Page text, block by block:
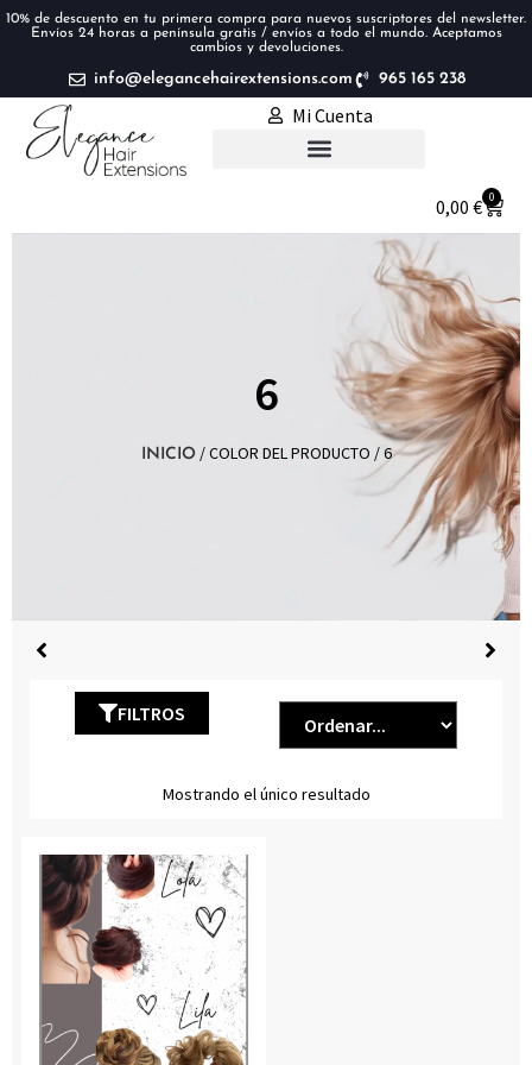
10% de descuento en tu primera compra para nuevos suscriptores del newsletter.
Envíos 24 horas a península gratis / envíos a todo el mundo. Aceptamos
cambios y devoluciones.
info@elegancehairextensions.com 965 165 238
Mi Cuenta
0,00 € 0
6
INICIO/ COLOR DEL PRODUCTO / 6
Mostrando el único resultado
FILTROS